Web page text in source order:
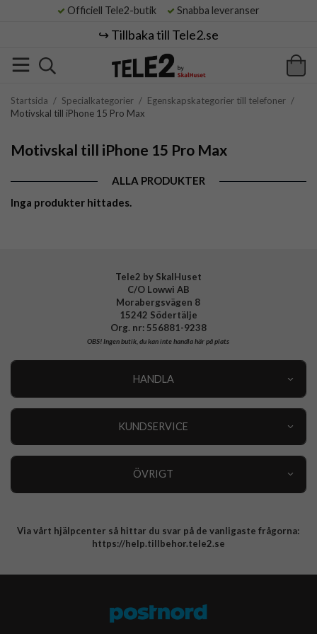
Officiell Tele2-butik Snabba leveranser
↪️ Tillbaka till Tele2.se
Startsida / Specialkategorier / Egenskapskategorier till telefoner /
Motivskal till iPhone 15 Pro Max
Motivskal till iPhone 15 Pro Max
ALLA PRODUKTER
Inga produkter hittades.
Tele2 by SkalHuset
C/O Lowwi AB
Morabergsvägen 8
15242 Södertälje
Org. nr: 556881-9238
OBS!Ingen butik, du kan inte handla här på plats
HANDLA
KUNDSERVICE
ÖVRIGT
Integritetspolicy
Via vårt hjälpcenter så hittar du svar på de vanligaste frågorna:
https://help.tillbehor.tele2.se